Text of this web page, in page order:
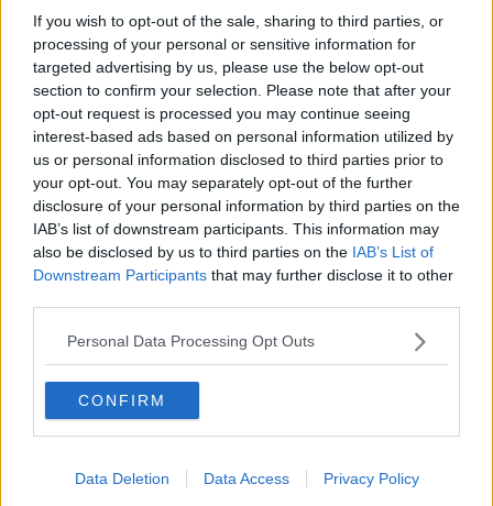
If you wish to opt-out of the sale, sharing to third parties, or
processing of your personal or sensitive information for
targeted advertising by us, please use the below opt-out
section to confirm your selection. Please note that after your
opt-out request is processed you may continue seeing
interest-based ads based on personal information utilized by
us or personal information disclosed to third parties prior to
your opt-out. You may separately opt-out of the further
disclosure of your personal information by third parties on the
IAB’s list of downstream participants. This information may
also be disclosed by us to third parties on the IAB’s List of
Downstream Participants that may further disclose it to other
Personal Data Processing Opt Outs
CONFIRM
Data Deletion Data Access Privacy Policy
Il Wenzi e la decadenza verso la guerra e la morte
​Il tecno-fascismo e i suoi nemici delusi
​I comici e il vittimismo paranoideo al potere
​La virtù secondo Confucio e Xi (seconda parte)
Le Pax imperiali e Tianxia (prima parte)
Un mondo condiviso a misura di bambino
​Un chiarimento, Chris Hedges e qualche domanda
Il velleitarismo di Trump, dell’UE e di Darwin
​Karen Horney e il ponte sullo Stretto
​I bulli vanno isolati
L’invertebrata von der Leyen e il Lula-risk
Trump soffre, la Corte dell'Aia è viva
​Il Nobel per la pace a Trump o all’Albanese? Questo è il
​Hilsenrath e le 9 omotipie tra Nazismo, Sionismo e
Americanismo" (4^ parte)
​Il terrore di Netanyahu e la strategia della tensione
Il mito della democratica Israele (prima parte)
​Finale di partita?
Il decreto il-libertà e in-sicurezza